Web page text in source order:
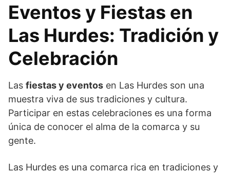
Eventos y Fiestas en
Las Hurdes: Tradición y
Celebración
Las fiestas y eventos en Las Hurdes son una
muestra viva de sus tradiciones y cultura.
Participar en estas celebraciones es una forma
única de conocer el alma de la comarca y su
gente.
Las Hurdes es una comarca rica en tradiciones y